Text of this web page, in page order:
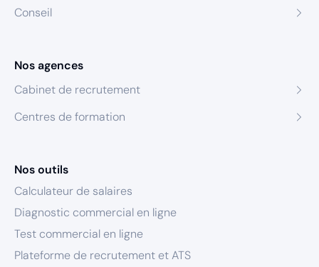
Conseil
Nos agences
Cabinet de recrutement
Centres de formation
Nos outils
Calculateur de salaires
Diagnostic commercial en ligne
Test commercial en ligne
Plateforme de recrutement et ATS